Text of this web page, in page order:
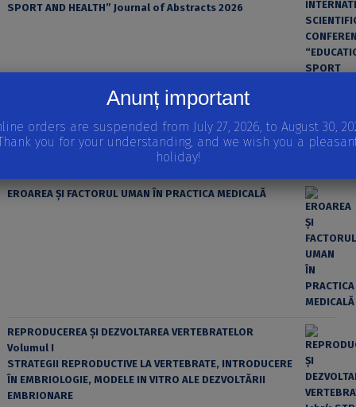
SPORT AND HEALTH” Journal of Abstracts 2026
EROAREA ȘI FACTORUL UMAN ÎN PRACTICA MEDICALĂ
REPRODUCEREA ȘI DEZVOLTAREA VERTEBRATELOR
Volumul I
STRATEGII REPRODUCTIVE LA VERTEBRATE, INTRODUCERE
ÎN EMBRIOLOGIE, MODELE IN VITRO ALE DEZVOLTĂRII
EMBRIONARE
Anunț important
orders are suspended from July 27, 2026, to August 30,
you for your understanding, and we wish you a
holiday!